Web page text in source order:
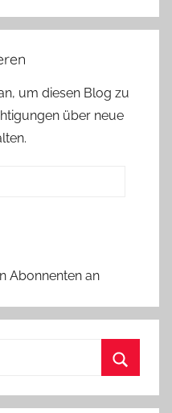
um diesen Blog zu
über neue
Abonnenten an